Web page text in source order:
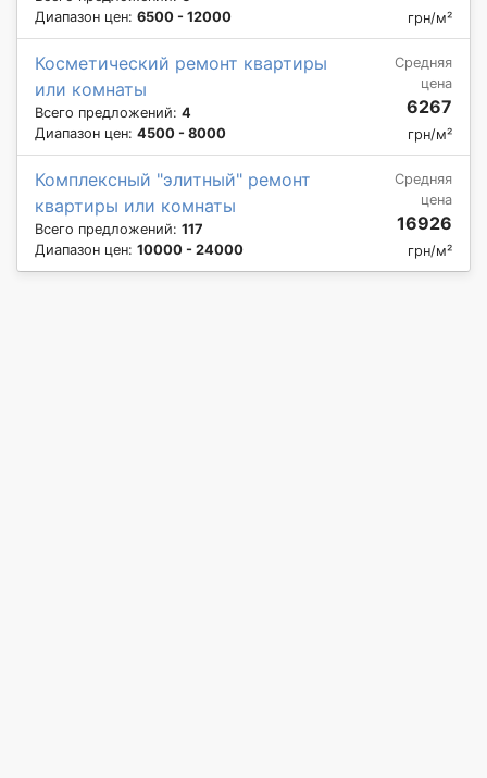
Диапазон цен: 6500 - 12000 грн/м²
Косметический ремонт квартиры
или комнаты
Всего предложений: 4
Диапазон цен: 4500 - 8000
Средняя
цена
6267
грн/м²
Комплексный "элитный" ремонт
квартиры или комнаты
Всего предложений: 117
Диапазон цен: 10000 - 24000
Средняя
цена
16926
грн/м²